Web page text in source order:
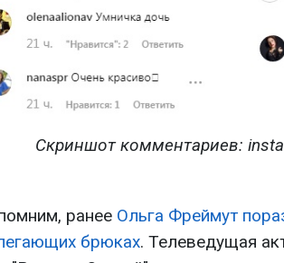
Скриншот комментариев:
ранее Ольга Фреймут
брюках. Телеведущая